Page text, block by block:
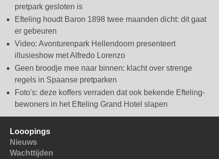
pretpark gesloten is
Efteling houdt Baron 1898 twee maanden dicht: dit gaat
er gebeuren
Video: Avonturenpark Hellendoorn presenteert
illusieshow met Alfredo Lorenzo
Geen broodje mee naar binnen: klacht over strenge
regels in Spaanse pretparken
Foto's: deze koffers verraden dat ook bekende Efteling-
bewoners in het Efteling Grand Hotel slapen
Looopings
Nieuws
Wachttijden